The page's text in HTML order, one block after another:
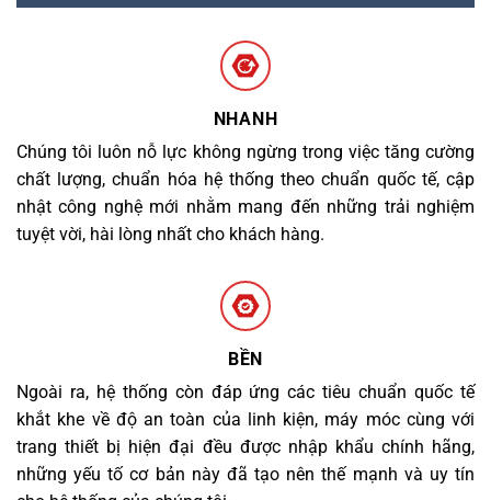
NHANH
Chúng tôi luôn nỗ lực không ngừng trong việc tăng cường
chất lượng, chuẩn hóa hệ thống theo chuẩn quốc tế, cập
nhật công nghệ mới nhằm mang đến những trải nghiệm
tuyệt vời, hài lòng nhất cho khách hàng.
BỀN
Ngoài ra, hệ thống còn đáp ứng các tiêu chuẩn quốc tế
khắt khe về độ an toàn của linh kiện, máy móc cùng với
trang thiết bị hiện đại đều được nhập khẩu chính hãng,
những yếu tố cơ bản này đã tạo nên thế mạnh và uy tín